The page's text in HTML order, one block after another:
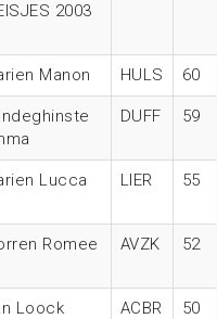
2003
Manon HULS 60
DUFF 59
Lucca LIER 55
Romee AVZK 52
Loock
ACBR 50